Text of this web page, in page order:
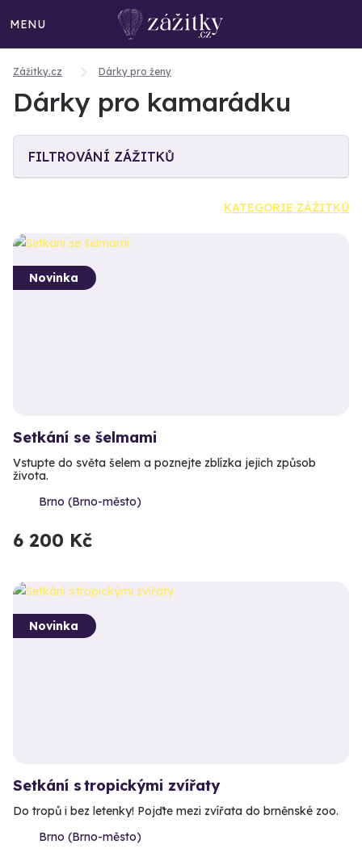
MENU
Zážitky.cz Dárky pro ženy
Dárky pro kamarádku
FILTROVÁNÍ ZÁŽITKŮ
KATEGORIE ZÁŽITKŮ
Novinka
Setkání se šelmami
Vstupte do světa šelem a poznejte zblízka jejich způsob
života.
Brno (Brno-město)
6 200 Kč
Novinka
Setkání s tropickými zvířaty
Do tropů i bez letenky! Pojďte mezi zvířata do brněnské zoo.
Brno (Brno-město)